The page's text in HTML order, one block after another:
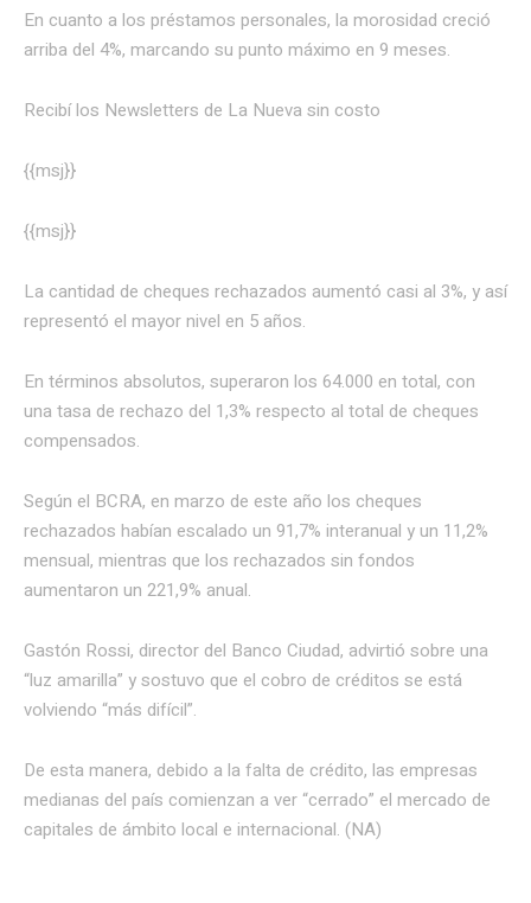
En cuanto a los préstamos personales, la morosidad creció
arriba del 4%, marcando su punto máximo en 9 meses.
Recibí los Newsletters de La Nueva sin costo
{{msj}}
{{msj}}
La cantidad de cheques rechazados aumentó casi al 3%, y así
representó el mayor nivel en 5 años.
En términos absolutos, superaron los 64.000 en total, con
una tasa de rechazo del 1,3% respecto al total de cheques
compensados.
Según el BCRA, en marzo de este año los cheques
rechazados habían escalado un 91,7% interanual y un 11,2%
mensual, mientras que los rechazados sin fondos
aumentaron un 221,9% anual.
Gastón Rossi, director del Banco Ciudad, advirtió sobre una
“luz amarilla” y sostuvo que el cobro de créditos se está
volviendo “más difícil”.
De esta manera, debido a la falta de crédito, las empresas
medianas del país comienzan a ver “cerrado” el mercado de
capitales de ámbito local e internacional. (NA)